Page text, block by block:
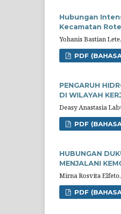
Hubungan
Kecamatan
Yohanis Bastian
PDF
PENGARUH
DI WILAYAH
Deasy Anastasia
PDF
HUBUNGAN
MENJALANI
Mirna Rosvita
PDF